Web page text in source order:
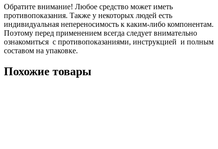
Обратите внимание! Любое средство может иметь
противопоказания. Также у некоторых людей есть
индивидуальная непереносимость к каким-либо компонентам.
Поэтому перед применением всегда следует внимательно
ознакомиться с противопоказаниями, инструкцией и полным
составом на упаковке.
Похожие товары